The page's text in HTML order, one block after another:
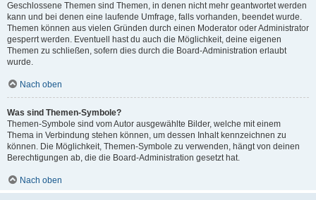
Geschlossene Themen sind Themen, in denen nicht mehr geantwortet werden
kann und bei denen eine laufende Umfrage, falls vorhanden, beendet wurde.
Themen können aus vielen Gründen durch einen Moderator oder Administrator
gesperrt werden. Eventuell hast du auch die Möglichkeit, deine eigenen
Themen zu schließen, sofern dies durch die Board-Administration erlaubt
wurde.
Nach oben
Was sind Themen-Symbole?
Themen-Symbole sind vom Autor ausgewählte Bilder, welche mit einem
Thema in Verbindung stehen können, um dessen Inhalt kennzeichnen zu
können. Die Möglichkeit, Themen-Symbole zu verwenden, hängt von deinen
Berechtigungen ab, die die Board-Administration gesetzt hat.
Nach oben